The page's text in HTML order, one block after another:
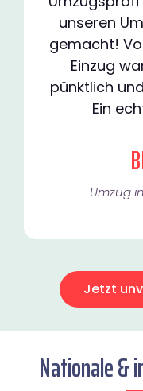
unseren
gemacht!
Einzug
pünktlich
Ein
Umzug
Jetzt
Nationale &